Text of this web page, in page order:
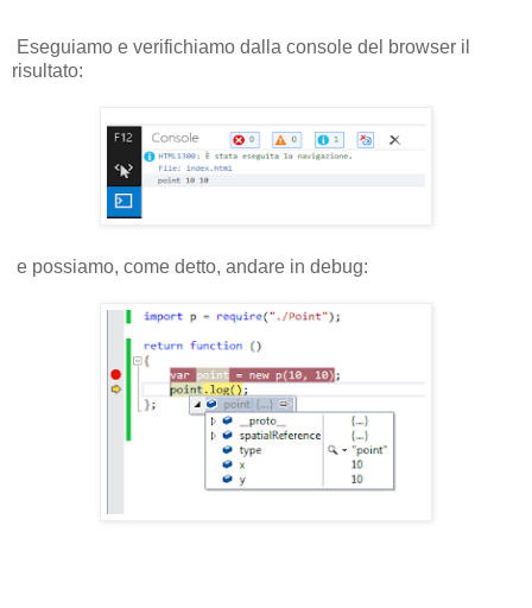
Eseguiamo e verifichiamo dalla console del browser il
risultato:
e possiamo, come detto, andare in debug: